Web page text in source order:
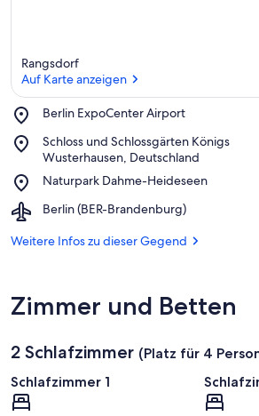
Rangsdorf
Auf Karte anzeigen
Berlin ExpoCenter Airport
Place,
ExpoCenter
Airport
Schloss und Schlossgärten Königs
Wusterhausen, Deutschland
Place,
Schloss
und
Schlossgärten
Königs
Wusterhausen,
Deutschland
Naturpark Dahme-Heideseen
Place,
Dahme-
Berlin (BER-Brandenburg)
Airport,
(BER-
Weitere Infos zu dieser Gegend
Zimmer und Betten
2 Schlafzimmer (Platz für 4
Schlafzimmer 1